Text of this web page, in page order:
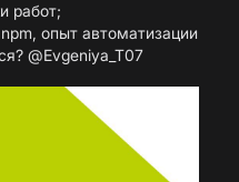
работ;
опыт автоматизации
@Evgeniya_T07